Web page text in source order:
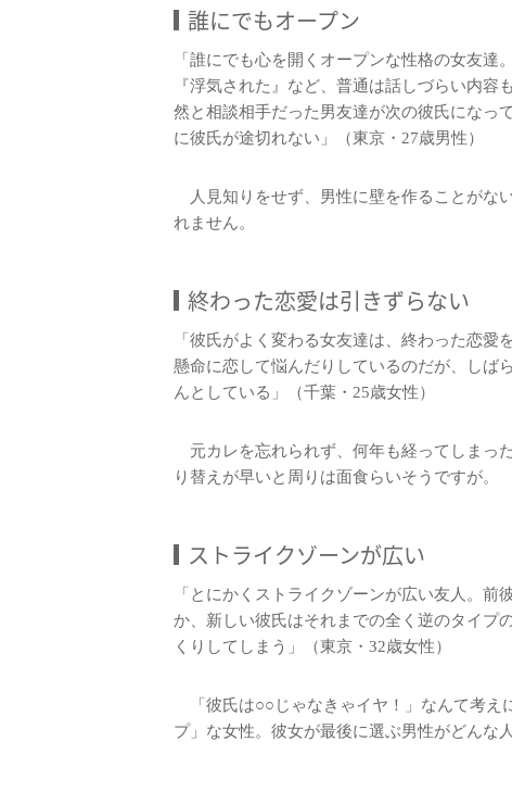
誰にでもオープン
「誰にでも心を開くオープンな性格の女友
『浮気された』など、普通は話しづらい内
然と相談相手だった男友達が次の彼氏になっ
に彼氏が途切れない」（東京・27歳男性）
人見知りをせず、男性に壁を作ることがな
れません。
終わった恋愛は引きずらない
「彼氏がよく変わる女友達は、終わった恋
懸命に恋して悩んだりしているのだが、しば
んとしている」（千葉・25歳女性）
元カレを忘れられず、何年も経ってしまっ
り替えが早いと周りは面食らいそうですが。
ストライクゾーンが広い
「とにかくストライクゾーンが広い友人。
か、新しい彼氏はそれまでの全く逆のタイプ
くりしてしまう」（東京・32歳女性）
「彼氏は○○じゃなきゃイヤ！」なんて考え
プ」な女性。彼女が最後に選ぶ男性がどんな